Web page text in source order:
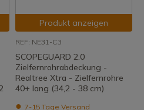
Produkt anzeigen
REF: NE31-C3
SCOPEGUARD 2.0
Zielfernrohrabdeckung -
Realtree Xtra - Zielfernrohre
40+ lang (34,2 - 38 cm)
7-15 Tage Versand